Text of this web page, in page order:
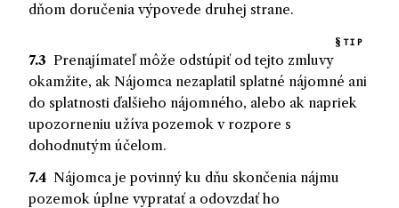
dňom doručenia výpovede druhej strane.
TIP
7.3 Prenajímateľ môže odstúpiť od tejto zmluvy
okamžite, ak Nájomca nezaplatil splatné nájomné ani
do splatnosti ďalšieho nájomného, alebo ak napriek
upozorneniu užíva pozemok v rozpore s
dohodnutým účelom.
7.4 Nájomca je povinný ku dňu skončenia nájmu
pozemok úplne vypratať a odovzdať ho